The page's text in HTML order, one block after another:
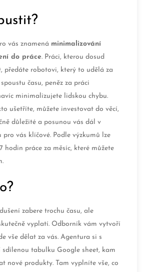
vás znamená minimalizování
do práce. Práci, kterou dosud
předáte robotovi, který to udělá za
času, peněz za práci
minimalizujete lidskou chybu.
ušetříte, můžete investovat do věcí,
důležité a posunou vás dál v
pro vás klíčové. Podle výzkumů lze
hodin práce za měsíc, které můžete
zabere trochu času, ale
vyplatí. Odborník vám vytvoří
vše dělat za vás. Agentura si s
tabulku Google sheet, kam
nové produkty. Tam vyplníte vše, co